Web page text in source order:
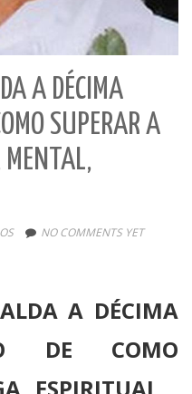
A DÉCIMA
SUPERAR A
MENTAL,
NO COMMENTS YET
A DÉCIMA
DE COMO